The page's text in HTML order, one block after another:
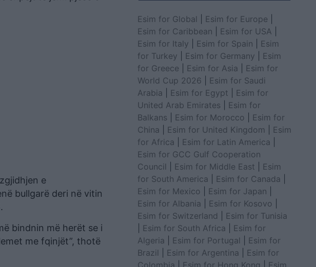
e
bullgarë deri në vitin
bindnin më herët se i
me fqinjët”, thotë
Esim for Global Esim for Europe
Esim for Caribbean
Esim for USA
Esim for Italy
Esim for Spain
Esim
for Turkey
Esim for Germany
Esim
for Greece
Esim for Asia
Esim for
World Cup 2026
Esim for Saudi
Arabia
Esim for Egypt
Esim for
United Arab Emirates
Esim for
Balkans
Esim for Morocco
Esim for
China
Esim for United Kingdom
Esim
for Africa
Esim for Latin America
Esim for GCC Gulf Cooperation
Council
Esim for Middle East
Esim
for South America
Esim for Canada
Esim for Mexico
Esim for Japan
Esim for Albania
Esim for Kosovo
Esim for Switzerland
Esim for Tunisia
Esim for South Africa
Esim for
Algeria
Esim for Portugal
Esim for
Brazil
Esim for Argentina
Esim for
Colombia
Esim for Hong Kong
Esim